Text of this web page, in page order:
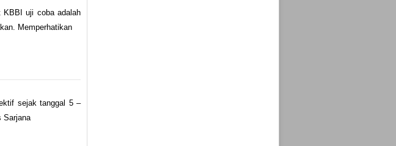
KBBI uji coba adalah
Memperhatikan
sejak tanggal 5 –
Sarjana